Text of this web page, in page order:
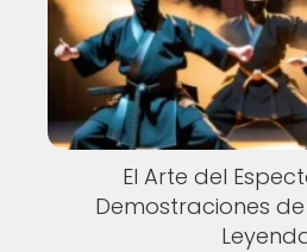
El Arte del
Demostraciones de